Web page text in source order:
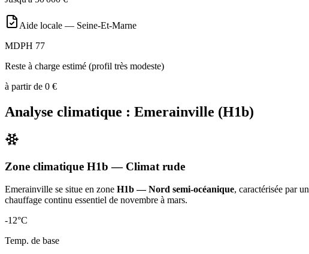
Aide locale — Seine-Et-Marne
MDPH 77
Reste à charge estimé (profil très modeste)
à partir de 0 €
Analyse climatique : Emerainville (H1b)
Zone climatique H1b — Climat rude
Emerainville se situe en zone H1b — Nord semi-océanique, caractérisée par un
chauffage continu essentiel de novembre à mars.
-12°C
Temp. de base